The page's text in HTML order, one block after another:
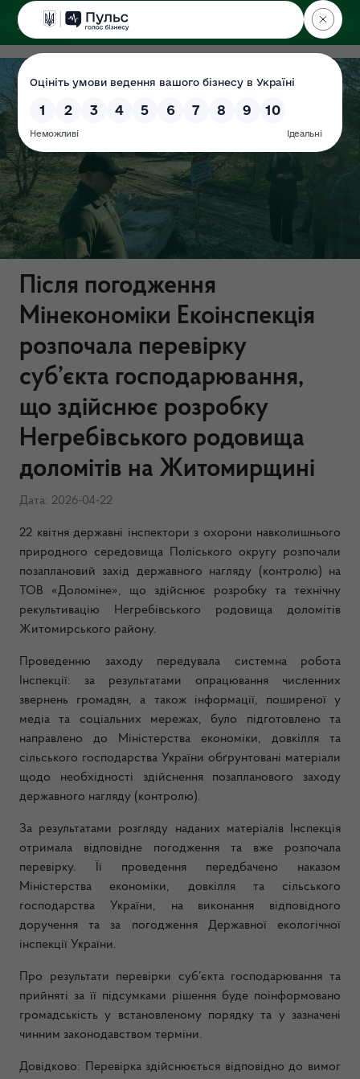
ДЕРЖЕКОІНСПЕКЦІЯ
Поліського округу
Після погодження
Мінекономіки Екоінспекція
розпочала перевірку
суб’єкта господарювання,
що здійснює розробку
Негребівського родовища
доломітів на Житомирщині
Дата: 2026-04-22
22 квітня державні інспектори з охорони навколишнього
природного середовища Поліського округу розпочали
позаплановий захід державного нагляду (контролю) на
ТОВ «Доломіне», що здійснює розробку та технічну
рекультивацію Негребівського родовища доломітів
Житомирського району.
Проведенню заходу передувала системна робота
Інспекції: за результатами опрацювання численних
звернень громадян, а також інформації, поширеної у
медіа та соціальних мережах, було підготовлено та
направлено до Міністерства економіки, довкілля та
сільського господарства України обґрунтовані матеріали
щодо необхідності здійснення позапланового заходу
державного нагляду (контролю).
За результатами розгляду наданих матеріалів Інспекція
отримала відповідне погодження та вже розпочала
перевірку. Її проведення передбачено наказом
Міністерства економіки, довкілля та сільського
господарства України, на виконання відповідного
доручення та за погодження Державної екологічної
інспекції України.
Про результати перевірки суб’єкта господарювання та
прийняті за її підсумками рішення буде поінформовано
громадськість у встановленому порядку та у зазначені
чинним законодавством терміни.
Довідково: Перевірка здійснюється відповідно до вимог